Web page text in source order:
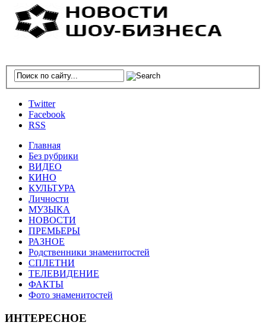
Twitter
Facebook
RSS
Главная
Без рубрики
ВИДЕО
КИНО
КУЛЬТУРА
Личности
МУЗЫКА
НОВОСТИ
ПРЕМЬЕРЫ
РАЗНОЕ
Родственники знаменитостей
СПЛЕТНИ
ТЕЛЕВИДЕНИЕ
ФАКТЫ
Фото знаменитостей
ИНТЕРЕСНОЕ